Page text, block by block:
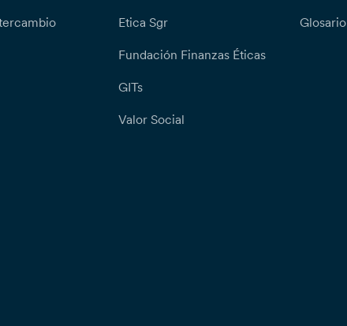
Etica Sgr
Fundación Finanzas Éticas
GITs
Valor Social
Glosario